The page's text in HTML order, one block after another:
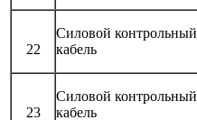
22
Силовой контрольный
кабель
23
Силовой контрольный
кабель